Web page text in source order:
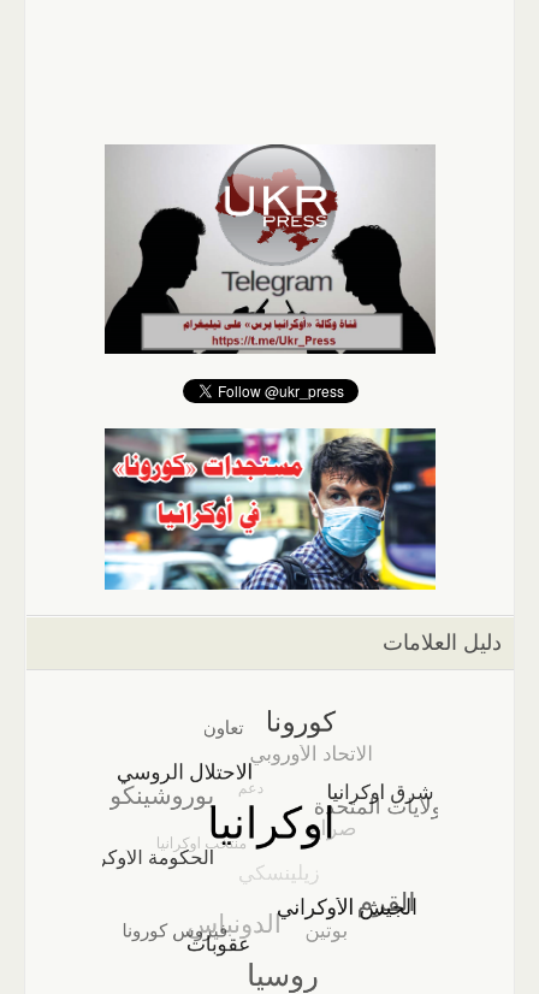
دليل العلامات